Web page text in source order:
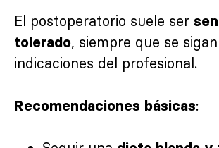
El postoperatorio suele ser
tolerado, siempre que se
indicaciones del profesional.
Recomendaciones básicas: